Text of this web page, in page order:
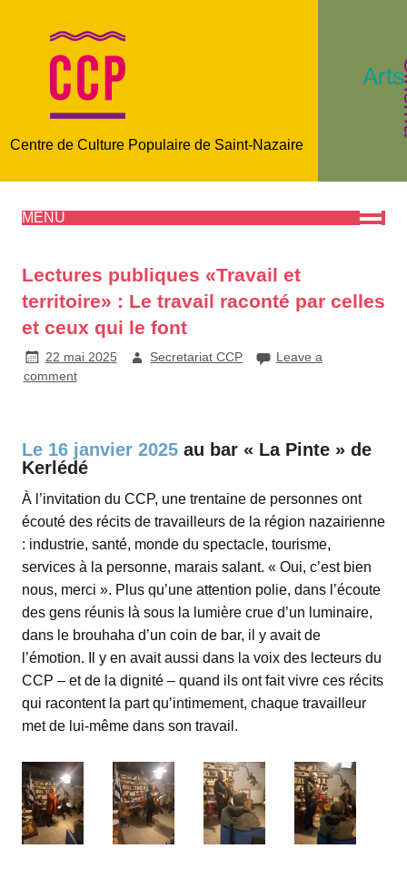
Centre de Culture Populaire de Saint-Nazaire
MENU
Lectures publiques «Travail et
territoire» : Le travail raconté par celles
et ceux qui le font
22 mai 2025 Secretariat CCP
Leave a
comment
Le 16 janvier 2025 au bar « La Pinte » de
Kerlédé
À l’invitation du CCP, une trentaine de personnes ont
écouté des récits de travailleurs de la région nazairienne
: industrie, santé, monde du spectacle, tourisme,
services à la personne, marais salant. « Oui, c’est bien
nous, merci ». Plus qu’une attention polie, dans l’écoute
des gens réunis là sous la lumière crue d’un luminaire,
dans le brouhaha d’un coin de bar, il y avait de
l’émotion. Il y en avait aussi dans la voix des lecteurs du
CCP – et de la dignité – quand ils ont fait vivre ces récits
qui racontent la part qu’intimement, chaque travailleur
met de lui-même dans son travail.